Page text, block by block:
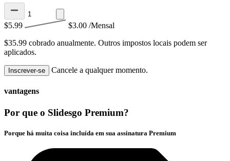
$5.99 $3.00 /Mensal
$35.99 cobrado anualmente. Outros impostos locais podem ser
aplicados.
Inscrever-se Cancele a qualquer momento.
vantagens
Por que o Slidesgo Premium?
Porque há muita coisa incluída em sua assinatura Premium